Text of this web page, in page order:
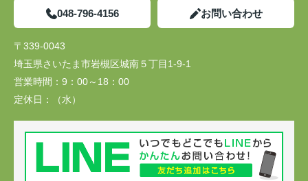
048-796-4156 お問い合わせ
〒339-0043
埼玉県さいたま市岩槻区城南５丁目1-9-1
営業時間： 9：00～18：00
定休日：
（水）